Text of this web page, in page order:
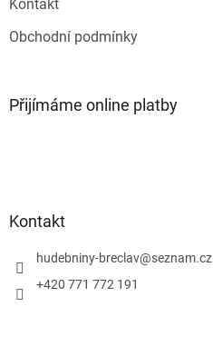
Kontakt
Obchodní podmínky
Přijímáme online platby
Kontakt
hudebniny-breclav@seznam.cz
+420 771 772 191